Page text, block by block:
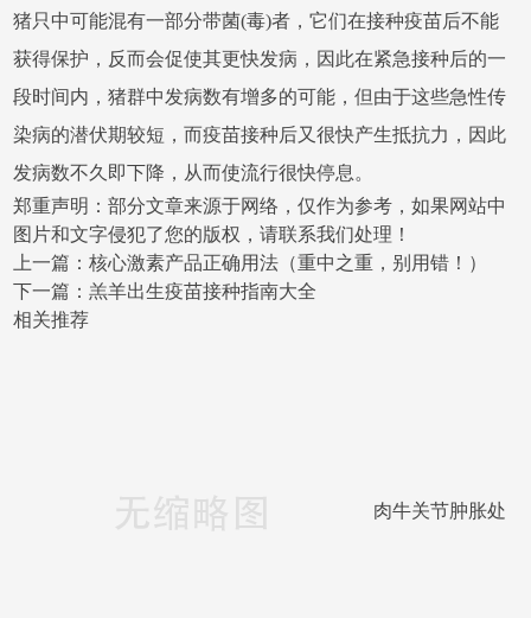
猪只中可能混有一部分带菌(毒)者，它们在接种疫苗后不能
获得保护，反而会促使其更快发病，因此在紧急接种后的一
段时间内，猪群中发病数有增多的可能，但由于这些急性传
染病的潜伏期较短，而疫苗接种后又很快产生抵抗力，因此
发病数不久即下降，从而使流行很快停息。
郑重声明：部分文章来源于网络，仅作为参考，如果网站中
图片和文字侵犯了您的版权，请联系我们处理！
上一篇：核心激素产品正确用法（重中之重，别用错！）
下一篇：羔羊出生疫苗接种指南大全
相关推荐
肉牛关节肿胀处